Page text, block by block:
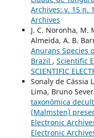
Archives: v. 15 n.
Archives
J. C. Noronha, M.
Almeida, A. B.
Anurans Species
Brazil , Scientific
SCIENTIFIC
Sonaly de Cássia
Lima, Bruno
taxonômica
(Malmsten)
Electronic
Electronic